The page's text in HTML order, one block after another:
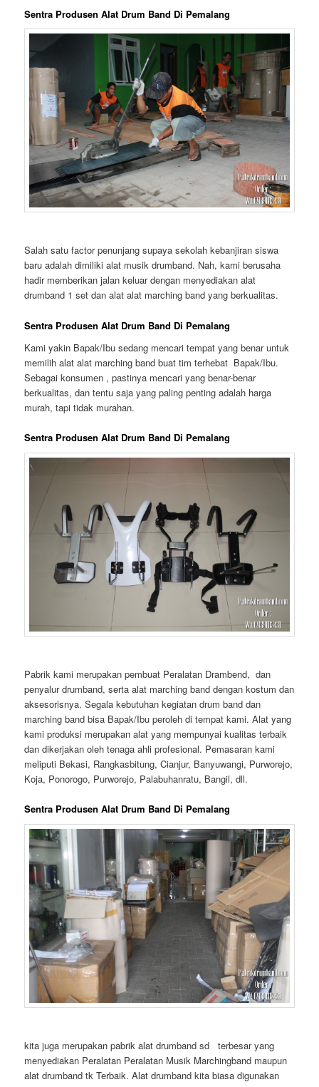
Sentra Produsen Alat Drum Band Di Pemalang
Salah satu factor penunjang supaya sekolah kebanjiran siswa
baru adalah dimiliki alat musik drumband. Nah, kami berusaha
hadir memberikan jalan keluar dengan menyediakan alat
drumband 1 set dan alat alat marching band yang berkualitas.
Sentra Produsen Alat Drum Band Di Pemalang
Kami yakin Bapak/Ibu sedang mencari tempat yang benar untuk
memilih alat alat marching band buat tim terhebat Bapak/Ibu.
Sebagai konsumen , pastinya mencari yang benar-benar
berkualitas, dan tentu saja yang paling penting adalah harga
murah, tapi tidak murahan.
Sentra Produsen Alat Drum Band Di Pemalang
Pabrik kami merupakan pembuat Peralatan Drambend, dan
penyalur drumband, serta alat marching band dengan kostum dan
aksesorisnya. Segala kebutuhan kegiatan drum band dan
marching band bisa Bapak/Ibu peroleh di tempat kami. Alat yang
kami produksi merupakan alat yang mempunyai kualitas terbaik
dan dikerjakan oleh tenaga ahli profesional. Pemasaran kami
meliputi Bekasi, Rangkasbitung, Cianjur, Banyuwangi, Purworejo,
Koja, Ponorogo, Purworejo, Palabuhanratu, Bangil, dll.
Sentra Produsen Alat Drum Band Di Pemalang
kita juga merupakan pabrik alat drumband sd terbesar yang
menyediakan Peralatan Peralatan Musik Marchingband maupun
alat drumband tk Terbaik. Alat drumband kita biasa digunakan